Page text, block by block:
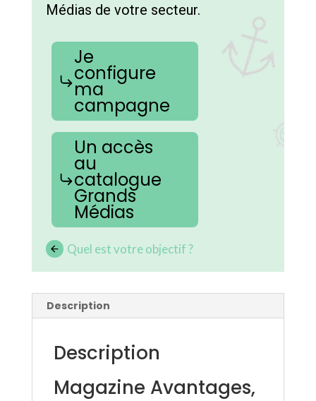
Médias de votre secteur.
Je
configure
ma
campagne
Un accès
au
catalogue
Grands
Médias
Quel est votre objectif ?
Description
Description
Magazine Avantages,